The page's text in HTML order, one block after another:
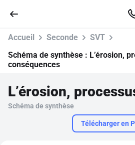
Parcourir
Accueil Seconde
SVT
Schéma de synthèse : L’érosion,
conséquences
Schéma de synthèse
Télécharger en